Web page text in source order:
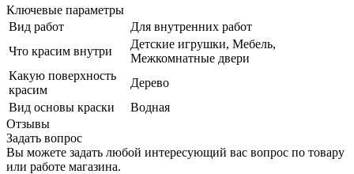
Ключевые параметры
Вид работ
Для внутренних работ
Что красим внутри
Детские игрушки, Мебель,
Межкомнатные двери
Какую поверхность
красим
Дерево
Вид основы краски
Водная
Отзывы
Задать вопрос
Вы можете задать любой интересующий вас вопрос по товару
или работе магазина.